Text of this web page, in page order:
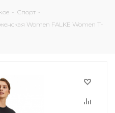
- Спорт -
Women FALKE Women T-